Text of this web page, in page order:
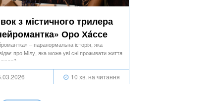
з містичного трилера
Оро Хáссе
– паранормальна історія, яка
про Мілу, яка може уві сні проживати життя
10 хв. на читання